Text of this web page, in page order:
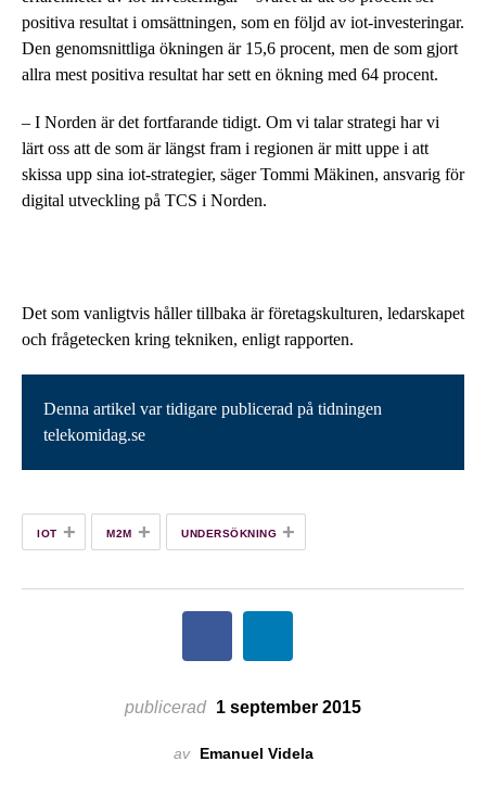
positiva resultat i omsättningen, som en följd av iot-investeringar.
Den genomsnittliga ökningen är 15,6 procent, men de som gjort
allra mest positiva resultat har sett en ökning med 64 procent.
– I Norden är det fortfarande tidigt. Om vi talar strategi har vi
lärt oss att de som är längst fram i regionen är mitt uppe i att
skissa upp sina iot-strategier, säger Tommi Mäkinen, ansvarig för
digital utveckling på TCS i Norden.
Det som vanligtvis håller tillbaka är företagskulturen, ledarskapet
och frågetecken kring tekniken, enligt rapporten.
Denna artikel var tidigare publicerad på tidningen
telekomidag.se
IOT + M2M + UNDERSÖKNING +
publicerad 1 september 2015
av Emanuel Videla